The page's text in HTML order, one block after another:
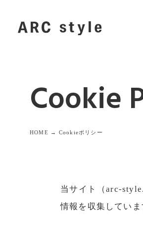
Cookie
HOME → Cookieポリシー
当サイト（arc-
情報を収集してい